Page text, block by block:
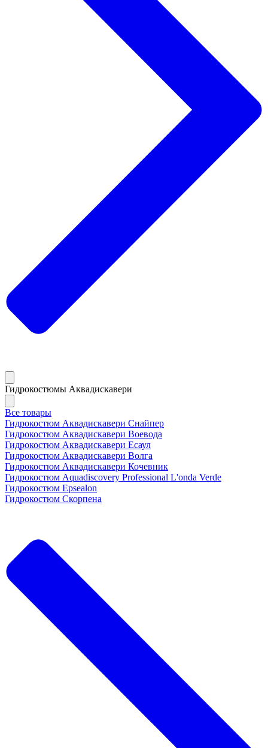
Гидрокостюмы Аквадискавери
Все товары
Гидрокостюм Аквадискавери Снайпер
Гидрокостюм Аквадискавери Воевода
Гидрокостюм Аквадискавери Есаул
Гидрокостюм Аквадискавери Волга
Гидрокостюм Аквадискавери Кочевник
Гидрокостюм Aquadiscovery Professional L'onda Verde
Гидрокостюм Epsealon
Гидрокостюм Скорпена